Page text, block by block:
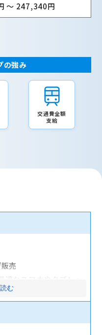
〜 247,340円
の強み
交通費全額
支給
売
なスマホやタブレッ
す。
ご案内
む